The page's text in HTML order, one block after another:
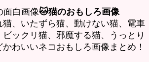
面白画像🐱猫のおもしろ画像
、いたずら猫、動けない猫、電車
ックリ猫、邪魔する猫、うっとり
わいいネコおもしろ画像まとめ！